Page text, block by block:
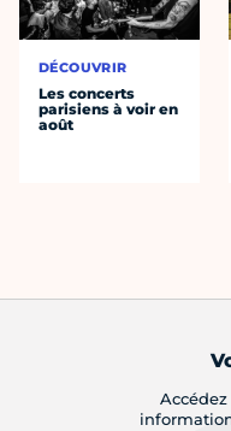
DÉCOUVRIR
Les concerts
parisiens à voir en
août